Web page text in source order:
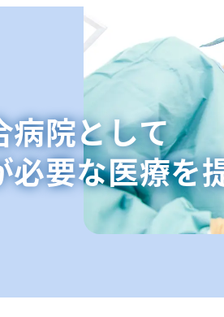
はじめて受診される方
セカンドオピニオン外来
相談窓口
入
入
個
面
お見
内科
謝内科
マチ
循環器内科
心臓血管外科
外科・消化器
外科
乳腺外科
呼吸器外科
整形外科
念・基本方針
医療設備
医師検索
緩和ケア病棟について（医療
臨床研修のご案内
初期研修医向けの病院見学
各種データ
病院見学・お問い合わせフォ
後期臨床研修プログラムの
初期臨床研修プログラムの
病院として
必要な医療を